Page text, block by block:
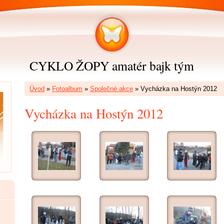
CYKLO ŽOPY amatér bajk tým
Úvod » Fotoalbum » Společné akce » Vycházka na Hostýn 2012
Vycházka na Hostýn 2012